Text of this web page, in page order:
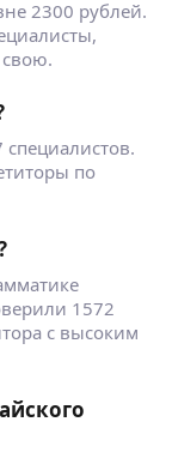
2300 рублей.
свою.
по
1572
с высоким